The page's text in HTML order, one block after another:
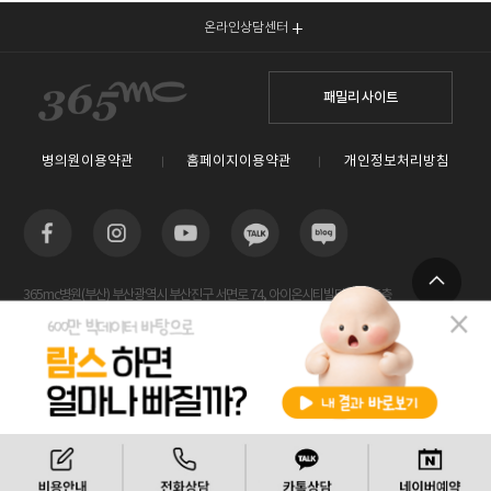
TOP
비용안내 전화상담 카톡상담
온라인상담센터
패밀리 사이트
병의원이용약관 홈페이지이용약관 개인정보처리방침
365mc병원(부산) 부산광역시 부산진구 서면로 74, 아이온시티빌딩 13~15층
사업자등록번호 : 605-26-86822 / 박윤찬, 김남철 / 대표전화번호 / 1577-3653
람스 스페셜센터(해운대) 부산광역시 해운대구 센텀2로 20(우동) 센텀타워메디컬 14층
사업자등록번호 : 209-24-42511 / 서성훈
홈페이지관리 (주)365mc / 서울특별시 서초구 서초대로52길 7, 3~4층(서초동, 제일빌딩) /
120-87-04354 / 김남철
Copyright 2019 ⓒ 365mc Diet Clinic All rights reserved.